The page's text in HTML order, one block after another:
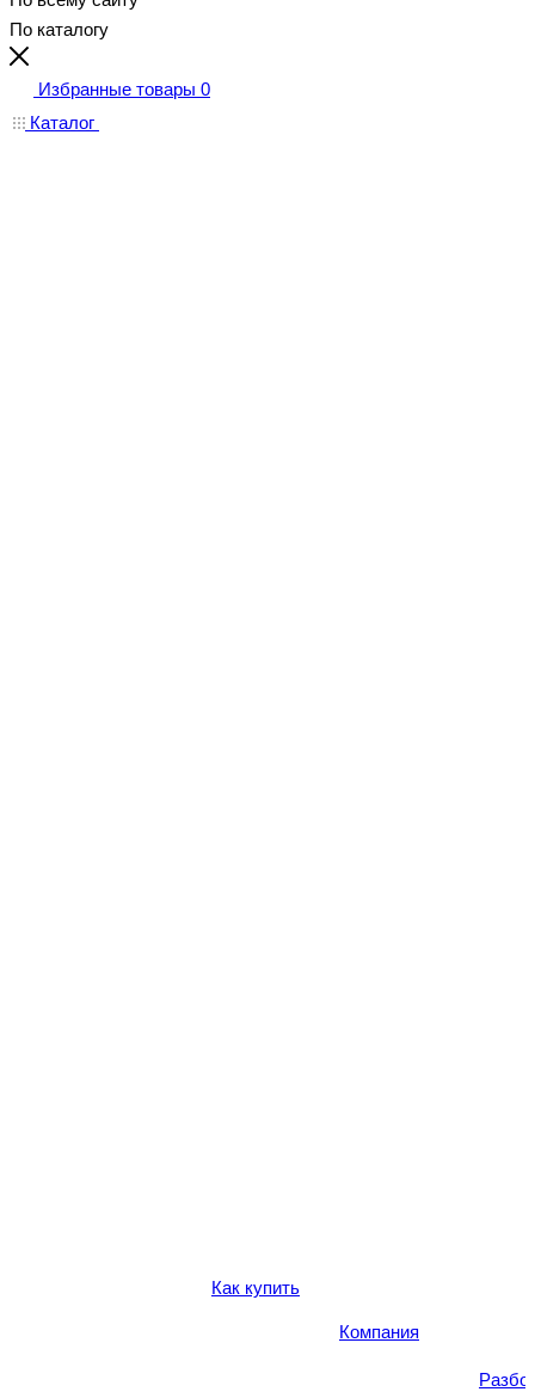
По каталогу
Избранные товары 0
Каталог
Как купить
Компания